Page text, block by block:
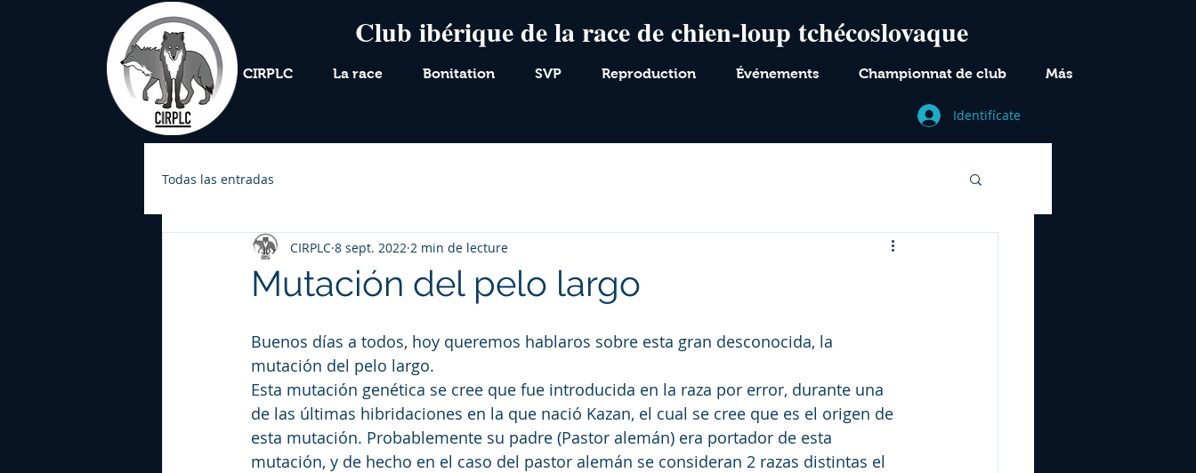
Club ibérique de la race de chien-loup tchécoslovaque
CIRPLC La race Bonitation SVP Reproduction Événements Championnat de club Más
Identifícate
Todas las entradas
Mutación del pelo largo
CIRPLC 8 sept. 2022 2 min de lecture
Buenos días a todos, hoy queremos hablaros sobre esta gran desconocida, la
mutación del pelo largo.
Esta mutación genética se cree que fue introducida en la raza por error, durante una
de las últimas hibridaciones en la que nació Kazan, el cual se cree que es el origen de
esta mutación. Probablemente su padre (Pastor alemán) era portador de esta
mutación, y de hecho en el caso del pastor alemán se consideran 2 razas distintas el